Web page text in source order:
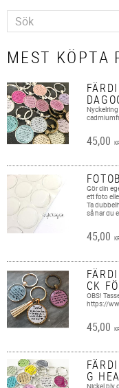
MEST KÖPTA
45,00 KR
Gör din
ett foto
Ta
så har du
45,00 KR
CK
OBS!
https://
45,00 KR
G